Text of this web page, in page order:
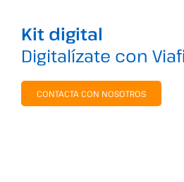
Kit digital
Digitalízate con
CONTACTA CON NOSOTROS